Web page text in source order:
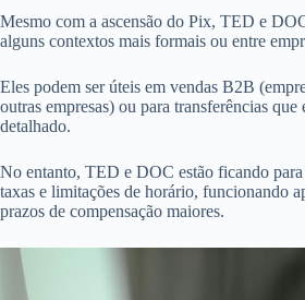
Mesmo com a ascensão do Pix, TED e
alguns contextos mais formais ou entre
Eles podem ser úteis em vendas B2B
outras empresas) ou para transferências
detalhado.
No entanto, TED e DOC estão ficando
taxas e limitações de horário, funcionando
prazos de compensação maiores.